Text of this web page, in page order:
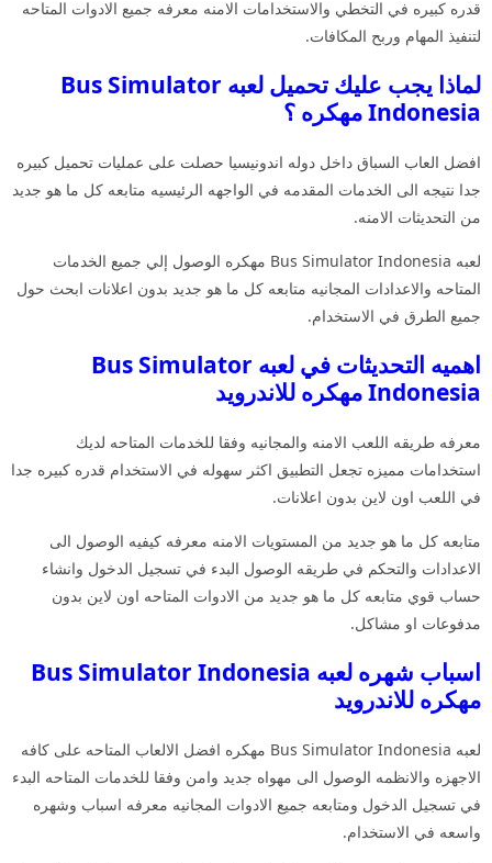
قدره كبيره في التخطي والاستخدامات الامنه معرفه جميع الادوات المتاحه
لتنفيذ المهام وربح المكافات.
لماذا يجب عليك تحميل لعبه Bus Simulator
Indonesia مهكره ؟
افضل العاب السباق داخل دوله اندونيسيا حصلت على عمليات تحميل كبيره
جدا نتيجه الى الخدمات المقدمه في الواجهه الرئيسيه متابعه كل ما هو جديد
من التحديثات الامنه.
لعبه Bus Simulator Indonesia مهكره الوصول إلي جميع الخدمات
المتاحه والاعدادات المجانيه متابعه كل ما هو جديد بدون اعلانات ابحث حول
جميع الطرق في الاستخدام.
اهميه التحديثات في لعبه Bus Simulator
Indonesia مهكره للاندرويد
معرفه طريقه اللعب الامنه والمجانيه وفقا للخدمات المتاحه لديك
استخدامات مميزه تجعل التطبيق اكثر سهوله في الاستخدام قدره كبيره جدا
في اللعب اون لاين بدون اعلانات.
متابعه كل ما هو جديد من المستويات الامنه معرفه كيفيه الوصول الى
الاعدادات والتحكم في طريقه الوصول البدء في تسجيل الدخول وانشاء
حساب قوي متابعه كل ما هو جديد من الادوات المتاحه اون لاين بدون
مدفوعات او مشاكل.
اسباب شهره لعبه Bus Simulator Indonesia
مهكره للاندرويد
لعبه Bus Simulator Indonesia مهكره افضل الالعاب المتاحه على كافه
الاجهزه والانظمه الوصول الى مهواه جديد وامن وفقا للخدمات المتاحه البدء
في تسجيل الدخول ومتابعه جميع الادوات المجانيه معرفه اسباب وشهره
واسعه في الاستخدام.